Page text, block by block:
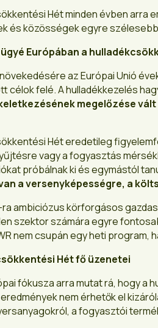
Hét minden évben
és közösségek egyre
Európában a
az Európai Unió
célok felé. A hulladékkezelés
megelőzése
Hét eredetileg
vagy a fogyasztás
próbálnak ki és egymástól
a versenyképességre, a
ra ambiciózus körforgásos
szektor számára egyre
nem csupán egy heti program,
Hét fő üzenetei
fókusza arra mutat rá, hogy
nem érhetők el
a fogyasztói